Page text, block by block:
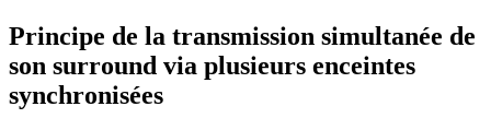
Principe de la transmission simultanée de
son surround via plusieurs enceintes
synchronisées